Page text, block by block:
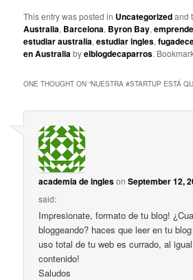
This entry was posted in Uncategorizedand
Australia, Barcelona, Byron Bay,
estudiar australia,estudiar ingles,
en Australiabyelblogdecaparros.
ONE THOUGHT ON “NUESTRA #STARTUP ESTÁ
academia de inglesonSeptember 12,
said:
Impresionate, formato de tu blog!
bloggeando? haces que leer en tu
uso total de tu web es currado, al
contenido!
Saludos